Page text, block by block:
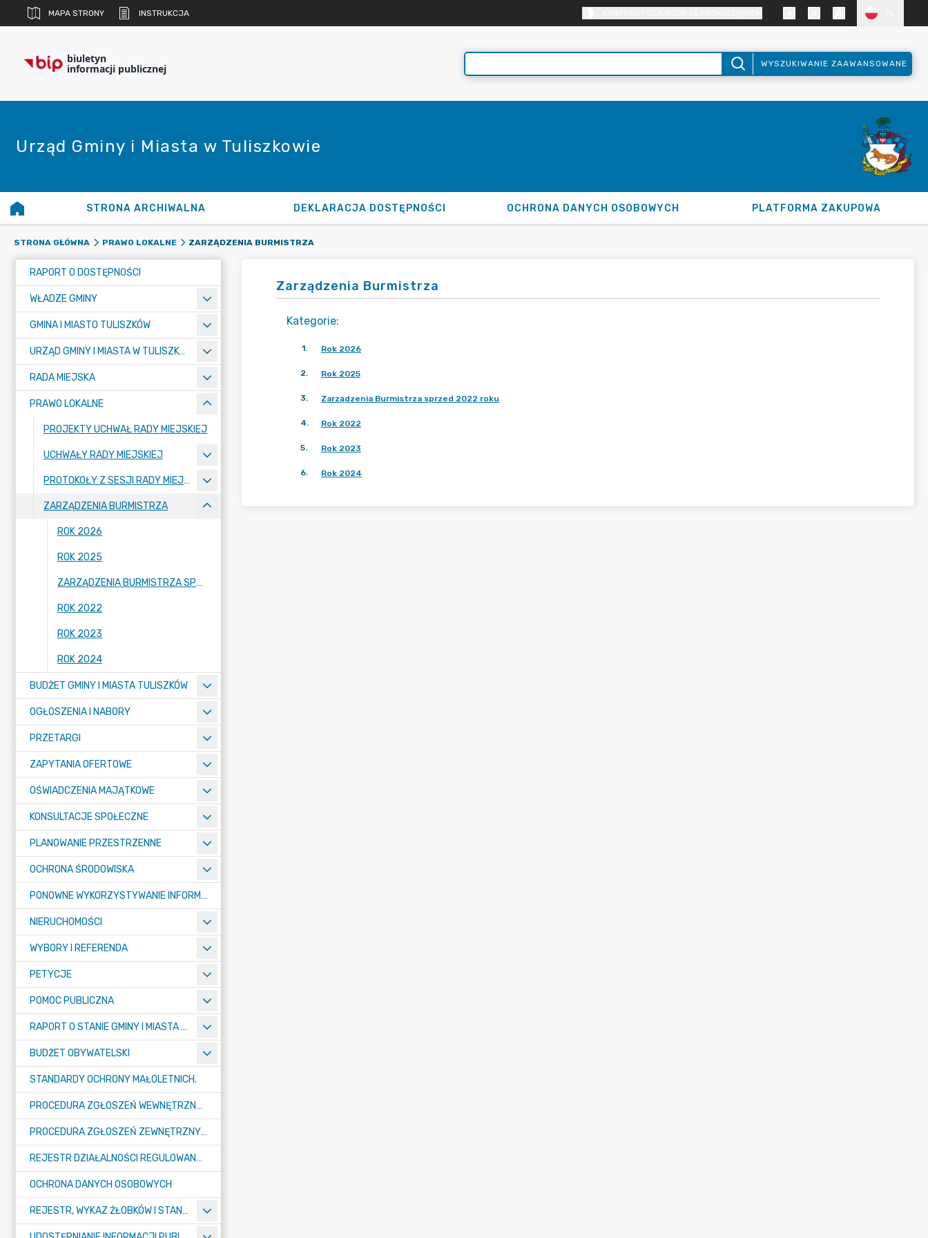
MAPA STRONY INSTRUKCJA
biuletyn
informacji publicznej WYSZUKIWANIE ZAAWANSOWANE
Urząd Gminy i Miasta w Tuliszkowie
STRONA ARCHIWALNA DEKLARACJA DOSTĘPNOŚCI OCHRONA DANYCH OSOBOWYCH PLATFORMA ZAKUPOWA
STRONA GŁÓWNA PRAWO LOKALNE ZARZĄDZENIA BURMISTRZA
RAPORT O DOSTĘPNOŚCI
WŁADZE GMINY
GMINA I MIASTO TULISZKÓW
URZĄD GMINY I MIASTA W TULISZKOWIE
RADA MIEJSKA
PRAWO LOKALNE
PROJEKTY UCHWAŁ RADY MIEJSKIEJ
UCHWAŁY RADY MIEJSKIEJ
PROTOKOŁY Z SESJI RADY MIEJSKIEJ
ZARZĄDZENIA BURMISTRZA
ROK 2026
ROK 2025
ZARZĄDZENIA BURMISTRZA SPRZED 2022 ROKU
ROK 2022
ROK 2023
ROK 2024
BUDŻET GMINY I MIASTA TULISZKÓW
OGŁOSZENIA I NABORY
PRZETARGI
ZAPYTANIA OFERTOWE
OŚWIADCZENIA MAJĄTKOWE
KONSULTACJE SPOŁECZNE
PLANOWANIE PRZESTRZENNE
OCHRONA ŚRODOWISKA
PONOWNE WYKORZYSTYWANIE INFORMACJI SEKTORA PUBLICZNEGO
NIERUCHOMOŚCI
WYBORY I REFERENDA
PETYCJE
POMOC PUBLICZNA
RAPORT O STANIE GMINY I MIASTA TULISZKÓW
BUDŻET OBYWATELSKI
STANDARDY OCHRONY MAŁOLETNICH.
PROCEDURA ZGŁOSZEŃ WEWNĘTRZNYCH W URZĘDZIE GMINY I MIASTA W TULISZKOWIE
PROCEDURA ZGŁOSZEŃ ZEWNĘTRZNYCH
REJESTR DZIAŁALNOŚCI REGULOWANEJ
OCHRONA DANYCH OSOBOWYCH
REJESTR, WYKAZ ŻŁOBKÓW I STANDARDY OPIEKI NAD DZIEĆMI W WIEKU DO LAT 3
Zarządzenia Burmistrza
Kategorie:
1. Rok 2026
2. Rok 2025
3. Zarządzenia Burmistrza sprzed 2022 roku
4. Rok 2022
5. Rok 2023
6. Rok 2024